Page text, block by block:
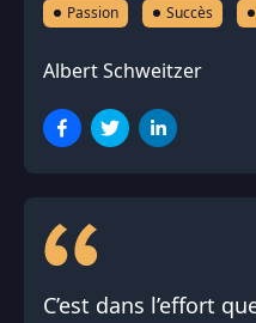
Passion Succès
Albert Schweitzer
C’est dans l’effort